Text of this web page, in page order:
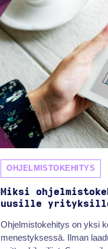
OHJELMISTOKEHITYS
Miksi
uusille
Ohjelmistokehitys on yksi
menestyksessä. Ilman